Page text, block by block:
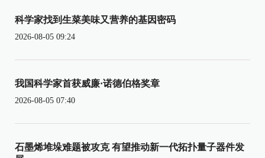
科学家找到生菜美味又营养的基因密码
2026-08-05 09:24
我国科学家首获威廉·诺德伯格奖章
2026-08-05 07:40
石墨烯堆垛难题被攻克 有望推动新一代拓扑量子器件发